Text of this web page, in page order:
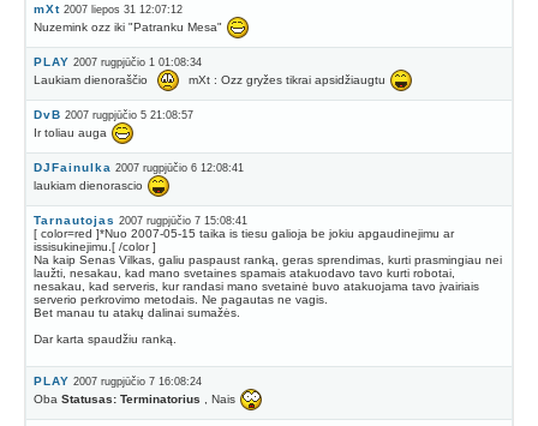
mXt 2007 liepos 31 12:07:12
Nuzemink ozz iki "Patranku Mesa"
PLAY 2007 rugpjūčio 1 01:08:34
Laukiam dienoraščio mXt : Ozz gryžes tikrai apsidžiaugtu
DvB 2007 rugpjūčio 5 21:08:57
Ir toliau auga
DJFainulka 2007 rugpjūčio 6 12:08:41
laukiam dienorascio
Tarnautojas 2007 rugpjūčio 7 15:08:41
[ color=red ]*Nuo 2007-05-15 taika is tiesu galioja be jokiu apgaudinejimu ar
issisukinejimu.[ /color ]
Na kaip Senas Vilkas, galiu paspaust ranką, geras sprendimas, kurti prasmingiau nei
laužti, nesakau, kad mano svetaines spamais atakuodavo tavo kurti robotai,
nesakau, kad serveris, kur randasi mano svetainė buvo atakuojama tavo įvairiais
serverio perkrovimo metodais. Ne pagautas ne vagis.
Bet manau tu atakų dalinai sumažės.
Dar karta spaudžiu ranką.
PLAY 2007 rugpjūčio 7 16:08:24
Oba Statusas: Terminatorius , Nais